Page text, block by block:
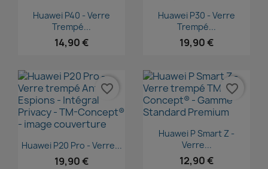
Aperçu rapide
Huawei P40 - Verre
Trempé...
14,90 €
Aperçu rapide
Huawei P30 - Verre
Trempé...
19,90 €
Aperçu rapide
Huawei P20 Pro - Verre...
19,90 €
favorite_border
Aperçu rapide
Huawei P Smart Z -
Verre...
12,90 €
favorite_border